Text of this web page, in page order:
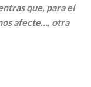
que, para el
afecte…, otra